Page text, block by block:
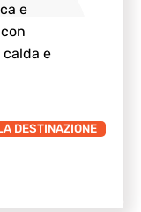
e
calda e
DESTINAZIONE